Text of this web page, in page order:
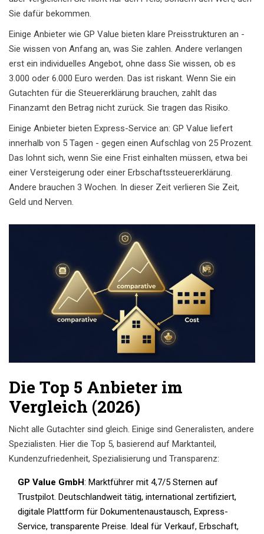
Sie dafür bekommen.
Einige Anbieter wie GP Value bieten klare Preisstrukturen an -
Sie wissen von Anfang an, was Sie zahlen. Andere verlangen
erst ein individuelles Angebot, ohne dass Sie wissen, ob es
3.000 oder 6.000 Euro werden. Das ist riskant. Wenn Sie ein
Gutachten für die Steuererklärung brauchen, zahlt das
Finanzamt den Betrag nicht zurück. Sie tragen das Risiko.
Einige Anbieter bieten Express-Service an: GP Value liefert
innerhalb von 5 Tagen - gegen einen Aufschlag von 25 Prozent.
Das lohnt sich, wenn Sie eine Frist einhalten müssen, etwa bei
einer Versteigerung oder einer Erbschaftssteuererklärung.
Andere brauchen 3 Wochen. In dieser Zeit verlieren Sie Zeit,
Geld und Nerven.
Die Top 5 Anbieter im
Vergleich (2026)
Nicht alle Gutachter sind gleich. Einige sind Generalisten, andere
Spezialisten. Hier die Top 5, basierend auf Marktanteil,
Kundenzufriedenheit, Spezialisierung und Transparenz:
GP Value GmbH: Marktführer mit 4,7/5 Sternen auf
Trustpilot. Deutschlandweit tätig, international zertifiziert,
digitale Plattform für Dokumentenaustausch, Express-
Service, transparente Preise. Ideal für Verkauf, Erbschaft,